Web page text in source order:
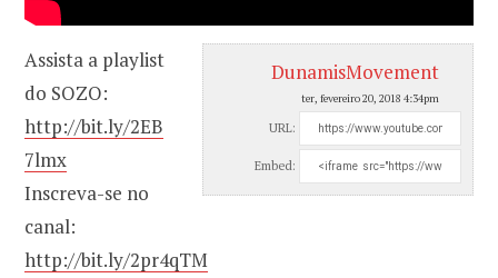
DunamisMovement
ter, fevereiro 20, 2018 4:34pm
URL:
Embed:
Assista a playlist
do SOZO:
http://bit.ly/2EB
7lmx
Inscreva-se no
canal:
http://bit.ly/2pr4qTM